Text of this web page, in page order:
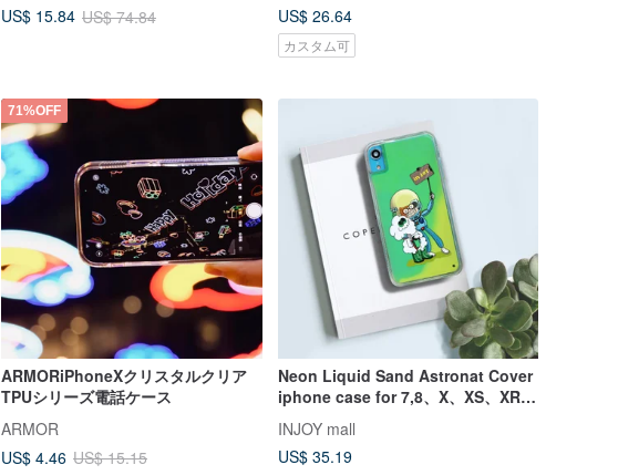
US$ 15.84 US$ 74.84
US$ 26.64
カスタム可
71%OFF
ARMORiPhoneXクリスタルクリア
TPUシリーズ電話ケース
ARMOR
US$ 4.46 US$ 15.15
Neon Liquid Sand Astronat Cover
iphone case for 7,8、X、XS、XR、
max、11pro、11max、SE2
INJOY mall
US$ 35.19